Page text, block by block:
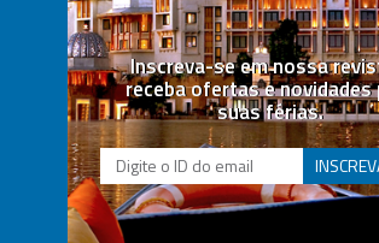
Inscreva-se em nossa
receba ofertas e novidades
suas férias.